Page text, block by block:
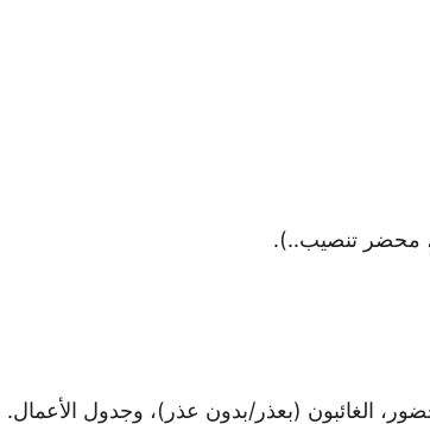
محضر تنصيب..).
الغائبون (بعذر/بدون عذر)، وجدول الأعمال.